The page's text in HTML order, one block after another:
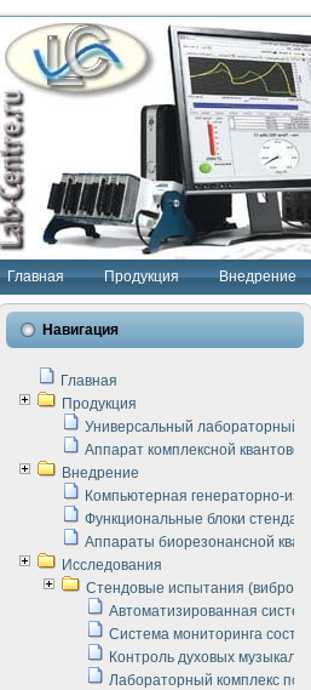
Главная Продукция Внедрение
Навигация
Главная
Продукция
Универсальный лабораторный
Аппарат комплексной
Внедрение
Компьютерная генераторно-
Функциональные блоки стенда
Аппараты биорезонансной
Исследования
Стендовые испытания
Автоматизированная
Система мониторинга
Контроль духовых
Лабораторный комплекс по